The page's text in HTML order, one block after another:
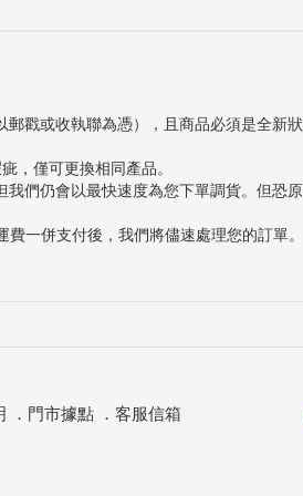
戳或收執聯為憑），且商品必須是全新
，僅可更換相同產品。
們仍會以最快速度為您下單調貨。但恐
一併支付後，我們將儘速處理您的訂單。
． 門市據點． 客服信箱